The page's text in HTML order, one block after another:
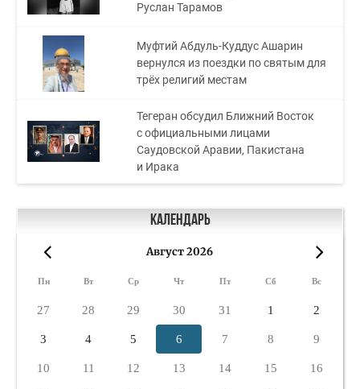
Руслан Тарамов
Муфтий Абдуль-Куддус Ашарин
вернулся из поездки по святым для
трёх религий местам
Тегеран обсудил Ближний Восток
с официальными лицами
Саудовской Аравии, Пакистана
и Ирака
Календарь
Август 2026
Пн Вт Ср Чт Пт Сб Вс
27 28 29 30 31 1 2
3 4 5 6 7 8 9
10 11 12 13 14 15 16